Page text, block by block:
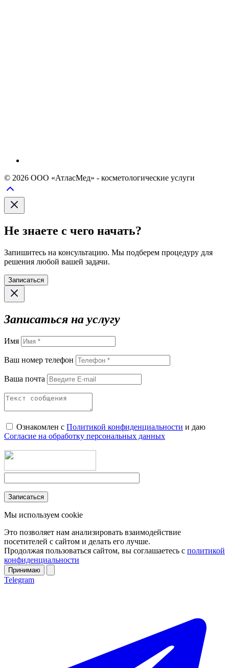
© 2026 ООО «АтласМед» - косметологические услуги
Не знаете с чего начать?
Запишитесь на консультацию. Мы подберем процедуру для
решения любой вашей задачи.
Записаться
Записаться на услугу
Имя
Ваш номер телефон
Ваша почта
Ознакомлен с Политикой конфиденциальности и даю
Согласие на обработку персональных данных
Мы используем cookie
Это позволяет нам анализировать взаимодействие
посетителей с сайтом и делать его лучше.
Продолжая пользоваться сайтом, вы соглашаетесь с политикой
конфиденциальности
Принимаю
Telegram